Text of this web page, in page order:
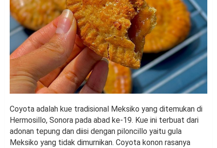
Coyota adalah kue tradisional Meksiko yang ditemukan di
Hermosillo, Sonora pada abad ke-19. Kue ini terbuat dari
adonan tepung dan diisi dengan piloncillo yaitu gula
Meksiko yang tidak dimurnikan. Coyota konon rasanya